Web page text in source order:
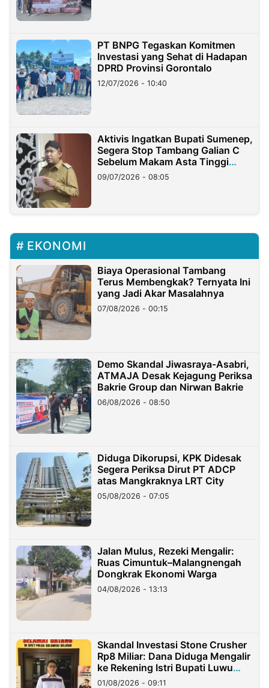
PT BNPG Tegaskan Komitmen
Investasi yang Sehat di Hadapan
DPRD Provinsi Gorontalo
12/07/2026 - 10:40
Aktivis Ingatkan Bupati Sumenep,
Segera Stop Tambang Galian C
Sebelum Makam Asta Tinggi
Longsor
09/07/2026 - 08:05
EKONOMI
Biaya Operasional Tambang
Terus Membengkak? Ternyata Ini
yang Jadi Akar Masalahnya
07/08/2026 - 00:15
Demo Skandal Jiwasraya-Asabri,
ATMAJA Desak Kejagung Periksa
Bakrie Group dan Nirwan Bakrie
06/08/2026 - 08:50
Diduga Dikorupsi, KPK Didesak
Segera Periksa Dirut PT ADCP
atas Mangkraknya LRT City
05/08/2026 - 07:05
Jalan Mulus, Rezeki Mengalir:
Ruas Cimuntuk–Malangnengah
Dongkrak Ekonomi Warga
04/08/2026 - 13:13
Skandal Investasi Stone Crusher
Rp8 Miliar: Dana Diduga Mengalir
ke Rekening Istri Bupati Luwu
Timur
01/08/2026 - 09:11